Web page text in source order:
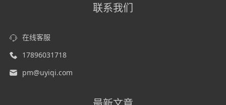
联系我们
在线客服
17896031718
pm@uyiqi.com